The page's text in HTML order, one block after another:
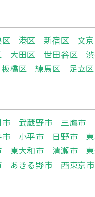
港区 新宿区 文
大田区 世田谷区
板橋区 練馬区 足立区
武蔵野市 三鷹市
小平市 日野市
東大和市 清瀬市
あきる野市 西東京市